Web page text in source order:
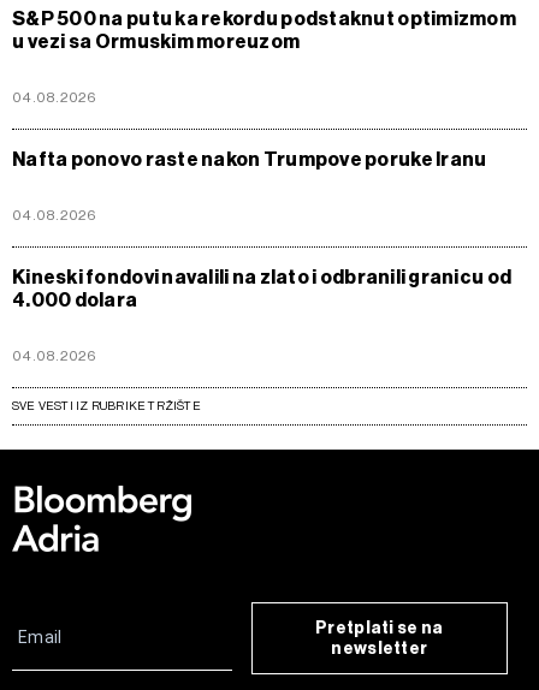
S&P 500 na putu ka rekordu podstaknut optimizmom
u vezi sa Ormuskim moreuzom
04.08.2026
Nafta ponovo raste nakon Trumpove poruke Iranu
04.08.2026
Kineski fondovi navalili na zlato i odbranili granicu od
4.000 dolara
04.08.2026
SVE VESTI IZ RUBRIKE TRŽIŠTE
Pretplati se na
newsletter